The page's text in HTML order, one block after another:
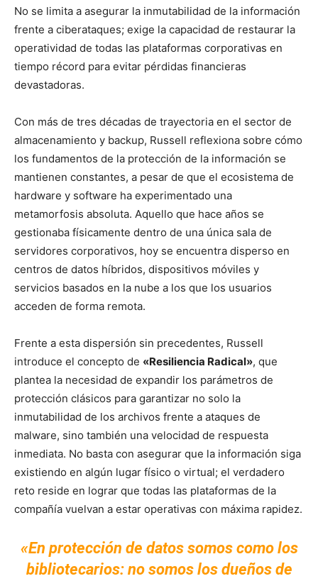
No se limita a asegurar la inmutabilidad de la información
frente a ciberataques; exige la capacidad de restaurar la
operatividad de todas las plataformas corporativas en
tiempo récord para evitar pérdidas financieras
devastadoras.
Con más de tres décadas de trayectoria en el sector de
almacenamiento y backup, Russell reflexiona sobre cómo
los fundamentos de la protección de la información se
mantienen constantes, a pesar de que el ecosistema de
hardware y software ha experimentado una
metamorfosis absoluta. Aquello que hace años se
gestionaba físicamente dentro de una única sala de
servidores corporativos, hoy se encuentra disperso en
centros de datos híbridos, dispositivos móviles y
servicios basados en la nube a los que los usuarios
acceden de forma remota.
Frente a esta dispersión sin precedentes, Russell
introduce el concepto de «Resiliencia Radical», que
plantea la necesidad de expandir los parámetros de
protección clásicos para garantizar no solo la
inmutabilidad de los archivos frente a ataques de
malware, sino también una velocidad de respuesta
inmediata. No basta con asegurar que la información siga
existiendo en algún lugar físico o virtual; el verdadero
reto reside en lograr que todas las plataformas de la
compañía vuelvan a estar operativas con máxima rapidez.
«En protección de datos somos como los
bibliotecarios: no somos los dueños de